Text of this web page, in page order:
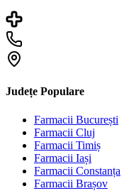
Județe Populare
Farmacii București
Farmacii Cluj
Farmacii Timiș
Farmacii Iași
Farmacii Constanța
Farmacii Brașov